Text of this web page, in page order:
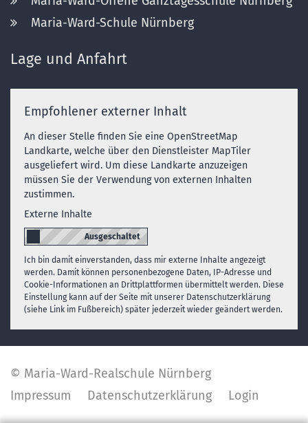
Maria-Ward-Schule Nürnberg
Lage und Anfahrt
Empfohlener externer Inhalt
An dieser Stelle finden Sie eine OpenStreetMap
Landkarte, welche über den Dienstleister MapTiler
ausgeliefert wird. Um diese Landkarte anzuzeigen
müssen Sie der Verwendung von externen Inhalten
zustimmen.
Externe Inhalte
Ich bin damit einverstanden, dass mir externe Inhalte angezeigt
werden. Damit können personenbezogene Daten, IP-Adresse und
Cookie-Informationen an Drittplattformen übermittelt werden. Diese
Einstellung kann auf der Seite mit unserer Datenschutzerklärung
(siehe Link im Fußbereich) später jederzeit wieder geändert werden.
© Maria-Ward-Realschule Nürnberg
Impressum
Datenschutzerklärung Login